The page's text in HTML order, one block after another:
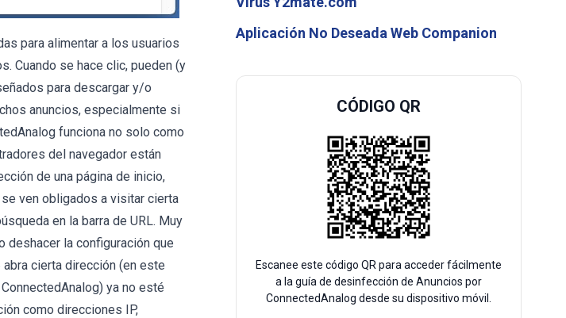
para alimentar a los usuarios
Cuando se hace clic, pueden (y
para descargar y/o
anuncios, especialmente si
funciona no solo como
del navegador están
de una página de inicio,
ven obligados a visitar cierta
en la barra de URL. Muy
deshacer la configuración que
cierta dirección (en este
ya no esté
como direcciones IP,
Aplicación No Deseada Web Companion
CÓDIGO QR
Escanee este código QR para acceder fácilmente
a la guía de desinfección de Anuncios por
ConnectedAnalog desde su dispositivo móvil.